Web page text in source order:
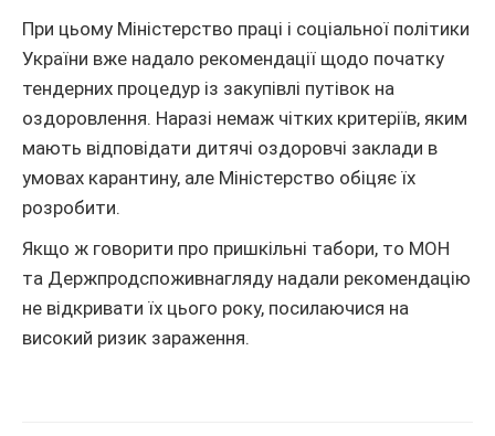
При цьому Міністерство праці і соціальної політики
України вже надало рекомендації щодо початку
тендерних процедур із закупівлі путівок на
оздоровлення. Наразі немаж чітких критеріїв, яким
мають відповідати дитячі оздоровчі заклади в
умовах карантину, але Міністерство обіцяє їх
розробити.
Якщо ж говорити про пришкільні табори, то МОН
та Держпродспоживнагляду надали рекомендацію
не відкривати їх цього року, посилаючися на
високий ризик зараження.